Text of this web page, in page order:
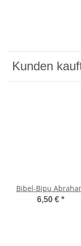
Kunden
Bibel-Bipu
6,50 € *